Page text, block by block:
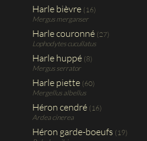
Harle bièvre (16)
Mergus merganser
Harle couronné (27)
Lophodytes cucullatus
Harle huppé (8)
Mergus serrator
Harle piette (60)
Mergellus albellus
Héron cendré (16)
Ardea cinerea
Héron garde-boeufs (19)